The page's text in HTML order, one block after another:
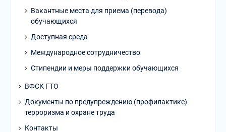
Вакантные места для приема (перевода)
обучающихся
Доступная среда
Международное сотрудничество
Стипендии и меры поддержки обучающихся
ВФСК ГТО
Документы по предупреждению (профилактике)
терроризма и охране труда
Контакты